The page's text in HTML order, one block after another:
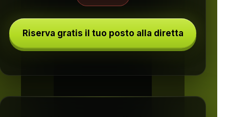
Riserva gratis il tuo posto alla diretta